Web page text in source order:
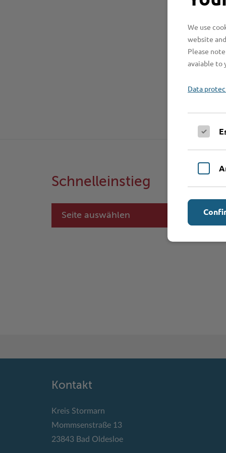
Schnelleinstieg
Seite auswählen
Kontakt
Kreis Stormarn
Mommsenstraße 13
23843 Bad Oldesloe
We use
website
Please
avaiable to
Data